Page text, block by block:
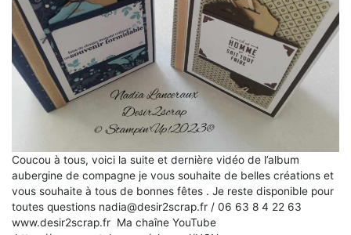
Coucou à tous, voici la suite et dernière vidéo de l’album
aubergine de compagne je vous souhaite de belles créations et
vous souhaite à tous de bonnes fêtes . Je reste disponible pour
toutes questions nadia@desir2scrap.fr / 06 63 8 4 22 63
www.desir2scrap.fr Ma chaîne YouTube